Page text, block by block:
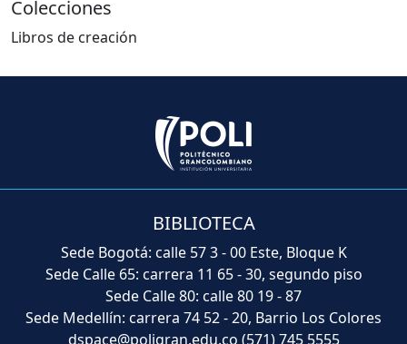
Colecciones
Libros de creación
BIBLIOTECA
Sede Bogotá: calle 57 3 - 00 Este, Bloque K
Sede Calle 65: carrera 11 65 - 30, segundo piso
Sede Calle 80: calle 80 19 - 87
Sede Medellín: carrera 74 52 - 20, Barrio Los Colores
dspace@poligran.edu.co (571) 745 5555